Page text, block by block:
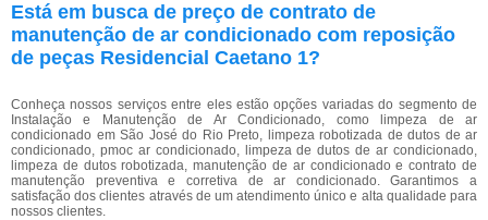
Está em busca de preço de contrato de
manutenção de ar condicionado com reposição
de peças Residencial Caetano 1?
Conheça nossos serviços entre eles estão opções variadas do segmento de
Instalação e Manutenção de Ar Condicionado, como limpeza de ar
condicionado em São José do Rio Preto, limpeza robotizada de dutos de ar
condicionado, pmoc ar condicionado, limpeza de dutos de ar condicionado,
limpeza de dutos robotizada, manutenção de ar condicionado e contrato de
manutenção preventiva e corretiva de ar condicionado. Garantimos a
satisfação dos clientes através de um atendimento único e alta qualidade para
nossos clientes.